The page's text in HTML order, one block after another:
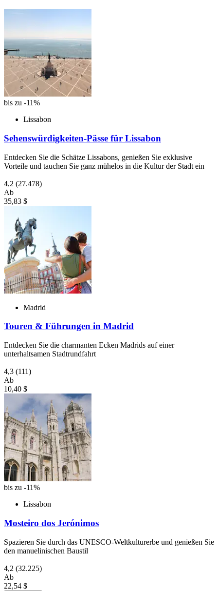
bis zu -11%
Lissabon
Sehenswürdigkeiten-Pässe für Lissabon
Entdecken Sie die Schätze Lissabons, genießen Sie exklusive
Vorteile und tauchen Sie ganz mühelos in die Kultur der Stadt ein
4,2 (27.478)
Ab
35,83 $
Madrid
Touren & Führungen in Madrid
Entdecken Sie die charmanten Ecken Madrids auf einer
unterhaltsamen Stadtrundfahrt
4,3 (111)
Ab
10,40 $
bis zu -11%
Lissabon
Mosteiro dos Jerónimos
Spazieren Sie durch das UNESCO-Weltkulturerbe und genießen Sie
den manuelinischen Baustil
4,2 (32.225)
Ab
22,54 $